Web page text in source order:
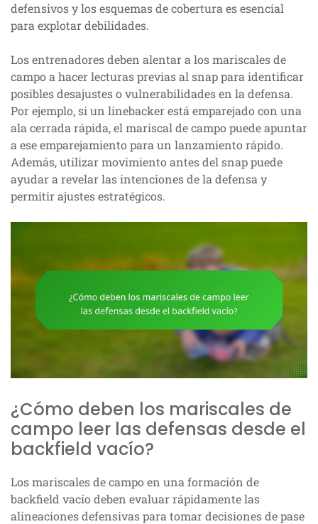
defensivos y los esquemas de cobertura es esencial
para explotar debilidades.
Los entrenadores deben alentar a los mariscales de
campo a hacer lecturas previas al snap para identificar
posibles desajustes o vulnerabilidades en la defensa.
Por ejemplo, si un linebacker está emparejado con una
ala cerrada rápida, el mariscal de campo puede apuntar
a ese emparejamiento para un lanzamiento rápido.
Además, utilizar movimiento antes del snap puede
ayudar a revelar las intenciones de la defensa y
permitir ajustes estratégicos.
¿Cómo deben los mariscales de
campo leer las defensas desde el
backfield vacío?
Los mariscales de campo en una formación de
backfield vacío deben evaluar rápidamente las
alineaciones defensivas para tomar decisiones de pase